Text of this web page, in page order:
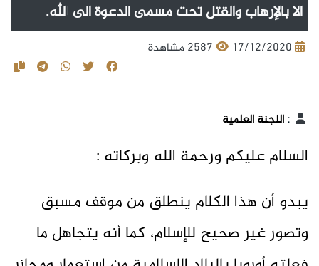
الا بالإرهاب والقتل تحت مسمى الدعوة الى الله.
17/12/2020 2587 مشاهدة
:اللجنة العلمية
السلام عليكم ورحمة الله وبركاته :
يبدو أن هذا الكلام ينطلق من موقف مسبق
وتصور غير صحيح للإسلام، كما أنه يتجاهل ما